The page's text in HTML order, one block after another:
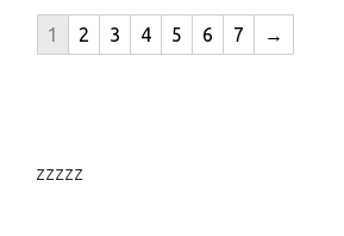
1 2 3 4 5 6 7 →
zzzzz